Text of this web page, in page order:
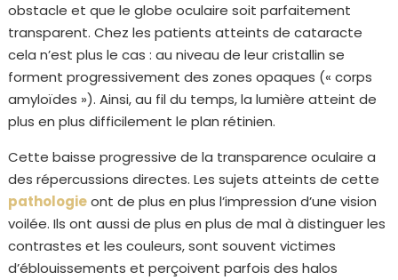
obstacle et que le globe oculaire soit parfaitement
transparent. Chez les patients atteints de cataracte
cela n’est plus le cas : au niveau de leur cristallin se
forment progressivement des zones opaques (« corps
amyloïdes »). Ainsi, au fil du temps, la lumière atteint de
plus en plus difficilement le plan rétinien.
Cette baisse progressive de la transparence oculaire a
des répercussions directes. Les sujets atteints de cette
pathologieont de plus en plus l’impression d’une vision
voilée. Ils ont aussi de plus en plus de mal à distinguer les
contrastes et les couleurs, sont souvent victimes
d’éblouissements et perçoivent parfois des halos